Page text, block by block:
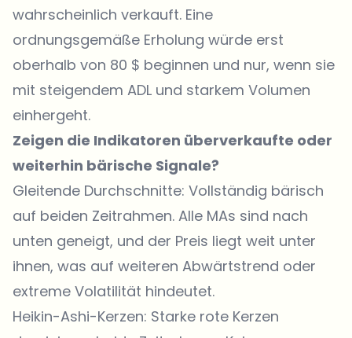
wahrscheinlich verkauft. Eine
ordnungsgemäße Erholung würde erst
oberhalb von 80 $ beginnen und nur, wenn sie
mit steigendem ADL und starkem Volumen
einhergeht.
Zeigen die Indikatoren überverkaufte oder
weiterhin bärische Signale?
Gleitende Durchschnitte: Vollständig bärisch
auf beiden Zeitrahmen. Alle MAs sind nach
unten geneigt, und der Preis liegt weit unter
ihnen, was auf weiteren Abwärtstrend oder
extreme Volatilität hindeutet.
Heikin-Ashi-Kerzen: Starke rote Kerzen